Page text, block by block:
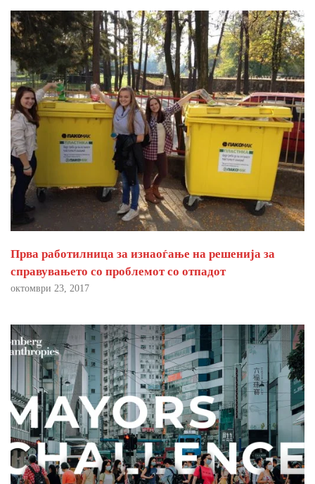
Прва работилница за изнаоѓање на решенија за
справувањето со проблемот со отпадот
октомври 23, 2017